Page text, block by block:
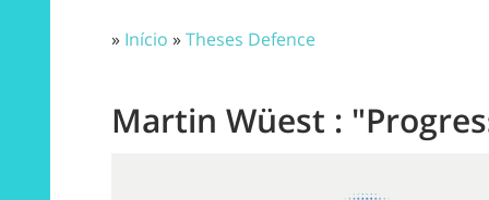
» Início »Theses Defence
Martin Wüest :